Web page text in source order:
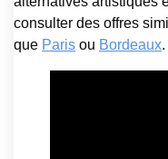
consulter des offres
que Paris ou Bordeaux.